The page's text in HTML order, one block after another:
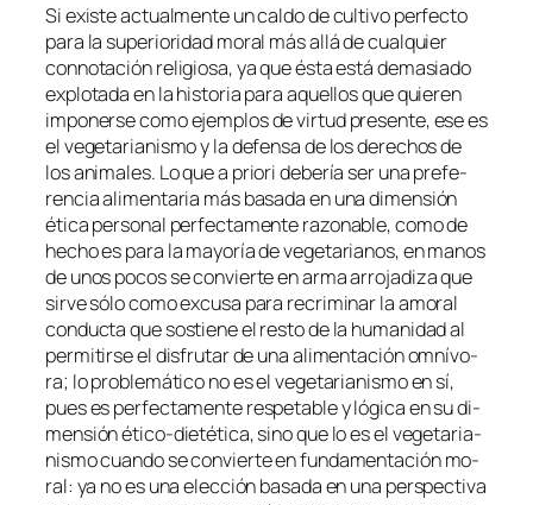
Si exis­te ac­tual­men­te un cal­do de cul­ti­vo per­fec­to
pa­ra la su­pe­rio­ri­dad mo­ral más allá de cual­quier
con­no­ta­ción re­li­gio­sa, ya que és­ta es­tá de­ma­sia­do
ex­plo­ta­da en la his­to­ria pa­ra aque­llos que quie­ren
im­po­ner­se co­mo ejem­plos de vir­tud pre­sen­te, ese es
el ve­ge­ta­ria­nis­mo y la de­fen­sa de los de­re­chos de
los ani­ma­les. Lo quea prio­ride­be­ría ser una pre­fe­
ren­cia ali­men­ta­ria más ba­sa­da en una di­men­sión
éti­ca per­so­nal per­fec­ta­men­te ra­zo­na­ble, co­mo de
he­cho es pa­ra la ma­yo­ría de ve­ge­ta­ria­nos, en ma­nos
de unos po­cos se con­vier­te en ar­ma arro­ja­di­za que
sir­ve só­lo co­mo ex­cu­sa pa­ra re­cri­mi­nar la amo­ral
con­duc­ta que sos­tie­ne el res­to de la hu­ma­ni­dad al
per­mi­tir­se el dis­fru­tar de una ali­men­ta­ción om­ní­vo­
ra; lo pro­ble­má­ti­co no es el ve­ge­ta­ria­nis­mo en sí,
pues es per­fec­ta­men­te res­pe­ta­ble y ló­gi­ca en su di­
men­sión ético-dietética, sino que lo es el ve­ge­ta­ria­
nis­mo cuan­do se con­vier­te en fun­da­men­ta­ción mo­
ral: ya no es una elec­ción ba­sa­da en una pers­pec­ti­va